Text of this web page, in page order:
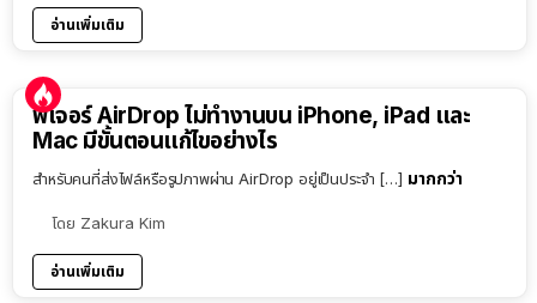
อ่านเพิ่มเติม
ฟีเจอร์ AirDrop ไม่ทำงานบน iPhone, iPad และ
Mac มีขั้นตอนแก้ไขอย่างไร
สำหรับคนที่ส่งไฟล์หรือรูปภาพผ่าน AirDrop อยู่เป็นประจำ […] มากกว่า
โดย Zakura Kim
อ่านเพิ่มเติม